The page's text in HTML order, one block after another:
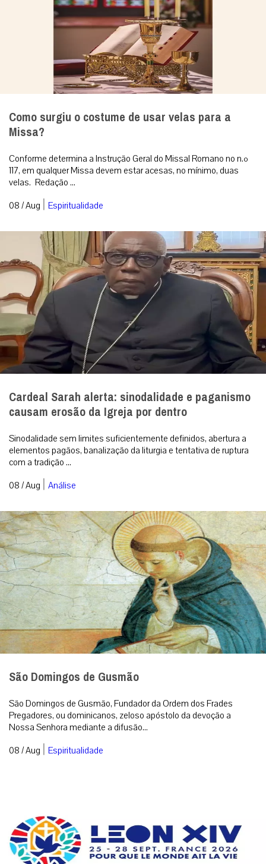
Como surgiu o costume de usar velas para a
Missa?
Conforme determina a Instrução Geral do Missal Romano no n.º
117, em qualquer Missa devem estar acesas, no mínimo, duas
velas. Redação ...
08 / Aug | Espiritualidade
Cardeal Sarah alerta: sinodalidade e paganismo
causam erosão da Igreja por dentro
Sinodalidade sem limites suficientemente definidos, abertura a
elementos pagãos, banalização da liturgia e tentativa de ruptura
com a tradição ...
08 / Aug | Análise
São Domingos de Gusmão
São Domingos de Gusmão, Fundador da Ordem dos Frades
Pregadores, ou dominicanos, zeloso apóstolo da devoção a
Nossa Senhora mediante a difusão...
08 / Aug | Espiritualidade